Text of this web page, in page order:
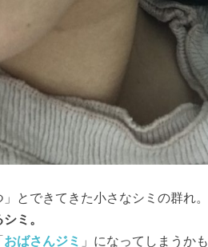
とできてきた小さなシミの群れ。
ミ。
おばさんジミ 」になってしまうかも